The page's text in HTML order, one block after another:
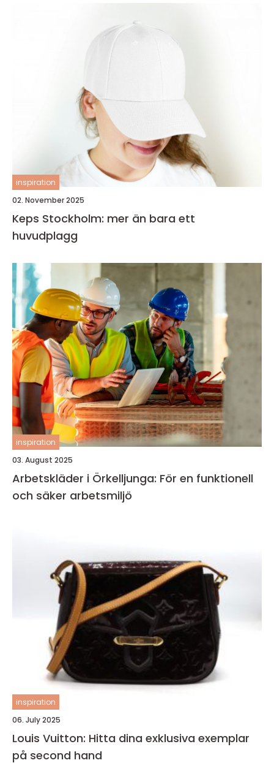
inspiration
02. November 2025
Keps Stockholm: mer än bara ett
huvudplagg
inspiration
03. August 2025
Arbetskläder i Örkelljunga: För en funktionell
och säker arbetsmiljö
inspiration
06. July 2025
Louis Vuitton: Hitta dina exklusiva exemplar
på second hand